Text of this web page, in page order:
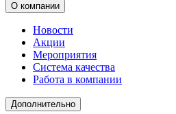
О компании
Новости
Акции
Мероприятия
Система качества
Работа в компании
Дополнительно